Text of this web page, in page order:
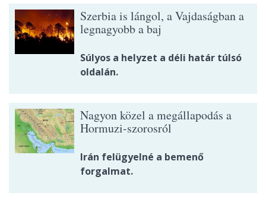
Szerbia is lángol, a Vajdaságban a
legnagyobb a baj
Súlyos a helyzet a déli határ túlsó
oldalán.
Nagyon közel a megállapodás a
Hormuzi-szorosról
Irán felügyelné a bemenő
forgalmat.